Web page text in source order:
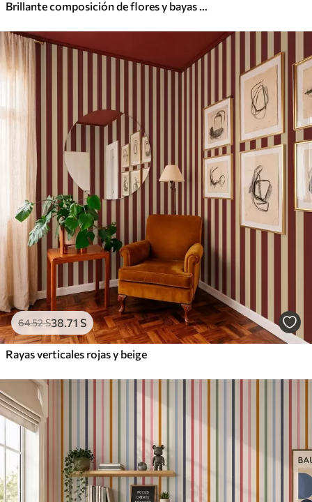
Brillante composición de flores y bayas con loros
64.52S38.71 S
Rayas verticales rojas y beige